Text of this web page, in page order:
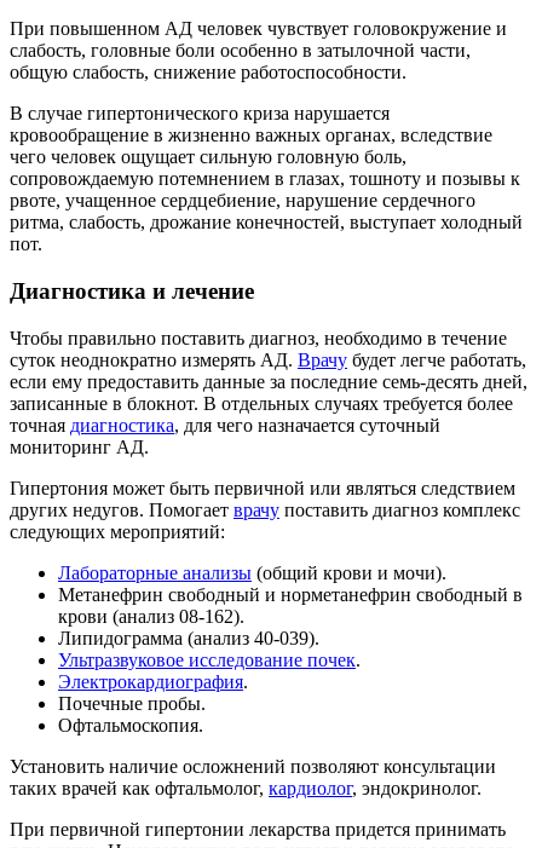
При повышенном АД человек чувствует головокружение и
слабость, головные боли особенно в затылочной части,
общую слабость, снижение работоспособности.
В случае гипертонического криза нарушается
кровообращение в жизненно важных органах, вследствие
чего человек ощущает сильную головную боль,
сопровождаемую потемнением в глазах, тошноту и позывы к
рвоте, учащенное сердцебиение, нарушение сердечного
ритма, слабость, дрожание конечностей, выступает холодный
пот.
Диагностика и лечение
Чтобы правильно поставить диагноз, необходимо в течение
суток неоднократно измерять АД. Врачу будет легче работать,
если ему предоставить данные за последние семь-десять дней,
записанные в блокнот. В отдельных случаях требуется более
точная диагностика, для чего назначается суточный
мониторинг АД.
Гипертония может быть первичной или являться следствием
других недугов. Помогает врачу поставить диагноз комплекс
следующих мероприятий:
Лабораторные анализы (общий крови и мочи).
Метанефрин свободный и норметанефрин свободный в
крови (анализ 08-162).
Липидограмма (анализ 40-039).
Ультразвуковое исследование почек.
Электрокардиография.
Почечные пробы.
Офтальмоскопия.
Установить наличие осложнений позволяют консультации
таких врачей как офтальмолог, кардиолог, эндокринолог.
При первичной гипертонии лекарства придется принимать